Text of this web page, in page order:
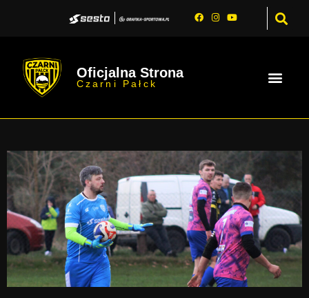
Oficjalna Strona
Czarni Pałck